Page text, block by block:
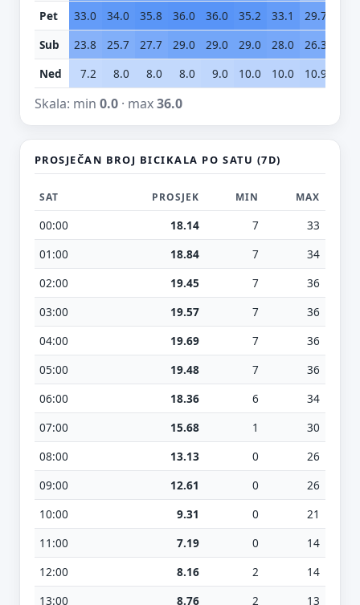
Pet
33.0 34.0 35.8 36.0 36.0 35.2 33.1 29.7
Sub
23.8 25.7 27.7 29.0 29.0 29.0 28.0 26.3
Ned
7.2 8.0 8.0 8.0 9.0 10.0 10.0 10.9
Skala: min 0.0· max36.0
PROSJEČAN BROJ BICIKALA PO SATU (7D)
SAT PROSJEK MIN MAX
00:00 18.14 7
33
01:00
18.84 7
34
02:00
19.45 7
36
03:00
19.57 7
36
04:00
19.69 7
36
05:00
19.48 7
36
06:00
18.36 6
34
07:00
15.68 1
30
08:00
13.13 0
26
09:00
12.61 0
26
10:00
9.31 0
21
11:00
7.19 0
14
12:00
8.16 2
14
13:00
8.76 2
13